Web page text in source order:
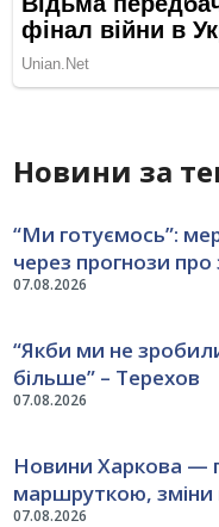
Новини за
07.08.2026
“Ми готуємось”:
через прогнози
07.08.2026
“Якби ми не
більше” – Терехов
07.08.2026
Новини Харкова —
маршруткою, зміни